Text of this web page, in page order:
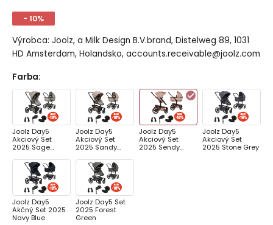
- 10%
Výrobca: Joolz, a Milk Design B.V.brand, Distelweg 89, 1031
HD Amsterdam, Holandsko, accounts.receivable@joolz.com
Farba:
Joolz Day5
Akciový Set
2025 Sage
Joolz Day5
Akciový Set
2025 Sandy
Joolz Day5
Akciový Set
2025 Sendy
Joolz Day5
Akciový Set
2025 Stone Grey
Joolz Day5
Akčný Set 2025
Navy Blue
Joolz Day5 Set
2025 Forest
Green